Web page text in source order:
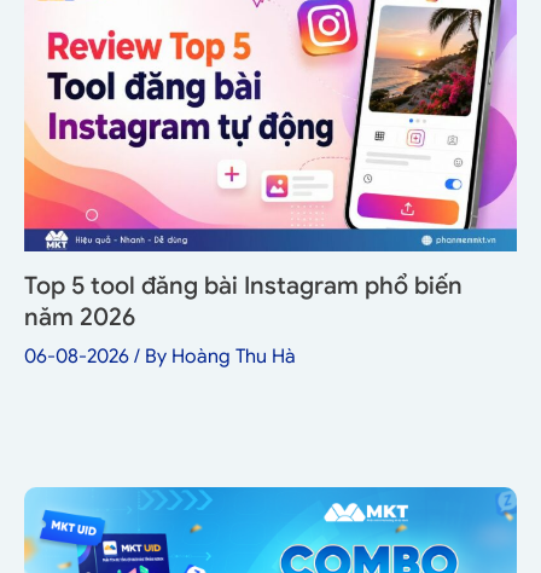
Top 5 tool đăng bài Instagram phổ biến
năm 2026
06-08-2026 / By Hoàng Thu Hà